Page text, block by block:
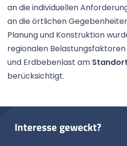
an die individuellen
an die örtlichen
Planung und Konstruktion
regionalen
und Erdbebenlast am
berücksichtigt.
Interesse geweckt?